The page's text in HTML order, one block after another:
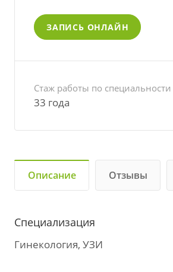
ЗАПИСЬ ОНЛАЙН
Стаж работы по специальности
33 года
Описание Отзывы
Специализация
Гинекология, УЗИ